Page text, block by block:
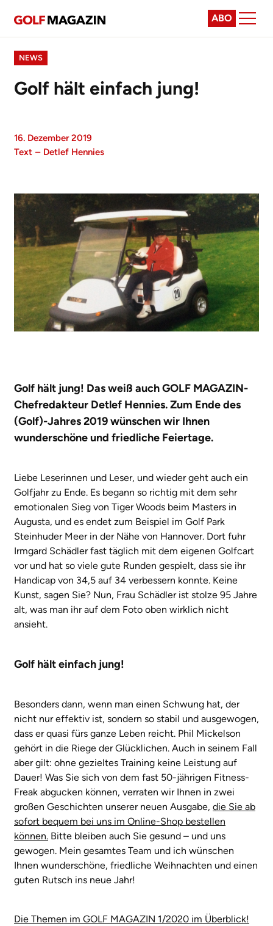
ABO
NEWS
Golf hält einfach jung!
16. Dezember 2019
Text – Detlef Hennies
Golf hält jung! Das weiß auch GOLF MAGAZIN-
Chefredakteur Detlef Hennies. Zum Ende des
(Golf)-Jahres 2019 wünschen wir Ihnen
wunderschöne und friedliche Feiertage.
Liebe Leserinnen und Leser, und wieder geht auch ein
Golfjahr zu Ende. Es begann so richtig mit dem sehr
emotionalen Sieg von Tiger Woods beim Masters in
Augusta, und es endet zum Beispiel im Golf Park
Steinhuder Meer in der Nähe von Hannover. Dort fuhr
Irmgard Schädler fast täglich mit dem eigenen Golfcart
vor und hat so viele gute Runden gespielt, dass sie ihr
Handicap von 34,5 auf 34 verbessern konnte. Keine
Kunst, sagen Sie? Nun, Frau Schädler ist stolze 95 Jahre
alt, was man ihr auf dem Foto oben wirklich nicht
ansieht.
Golf hält einfach jung!
Besonders dann, wenn man einen Schwung hat, der
nicht nur effektiv ist, sondern so stabil und ausgewogen,
dass er quasi fürs ganze Leben reicht. Phil Mickelson
gehört in die Riege der Glücklichen. Auch in seinem Fall
aber gilt: ohne gezieltes Training keine Leistung auf
Dauer! Was Sie sich von dem fast 50-jährigen Fitness-
Freak abgucken können, verraten wir Ihnen in zwei
großen Geschichten unserer neuen Ausgabe, die Sie ab
sofort bequem bei uns im Online-Shop bestellen
können. Bitte bleiben auch Sie gesund – und uns
gewogen. Mein gesamtes Team und ich wünschen
Ihnen wunderschöne, friedliche Weihnachten und einen
guten Rutsch ins neue Jahr!
Die Themen im GOLF MAGAZIN 1/2020 im Überblick!